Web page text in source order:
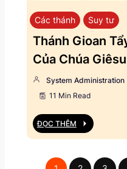
Các thánh Suy tư
Thánh Gioan
Của Chúa
System Administration
11 Min Read
ĐỌC THÊM